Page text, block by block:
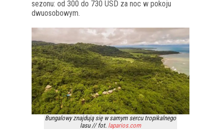
sezonu: od 300 do 730 USD za noc w pokoju
dwuosobowym.
Bungalowy znajdują się w samym sercu tropikalnego
lasu // fot. laparios.com